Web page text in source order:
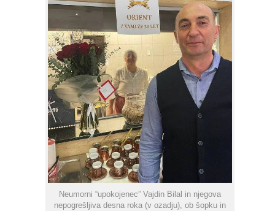
Neumorni “upokojenec” Vajdin Bilal in njegova
nepogrešljiva desna roka (v ozadju), ob šopku in